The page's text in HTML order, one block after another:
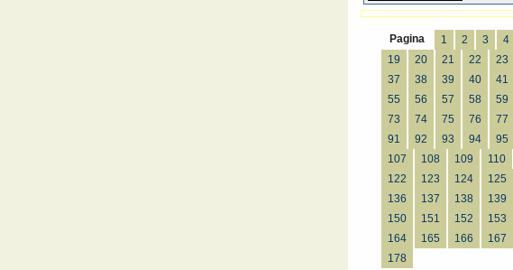
Pagina 1 2 3 4
19
20 21 22 23
37
38 39 40 41
55
56 57 58 59
73
74 75 76 77
91
92 93 94 95
107
108 109 110
122
123 124 125
136
137 138 139
150
151 152 153
164
165 166 167
178